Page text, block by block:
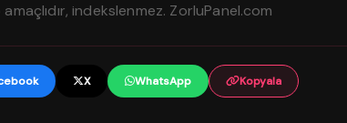
indekslenmez. ZorluPanel.com
X WhatsApp Kopyala